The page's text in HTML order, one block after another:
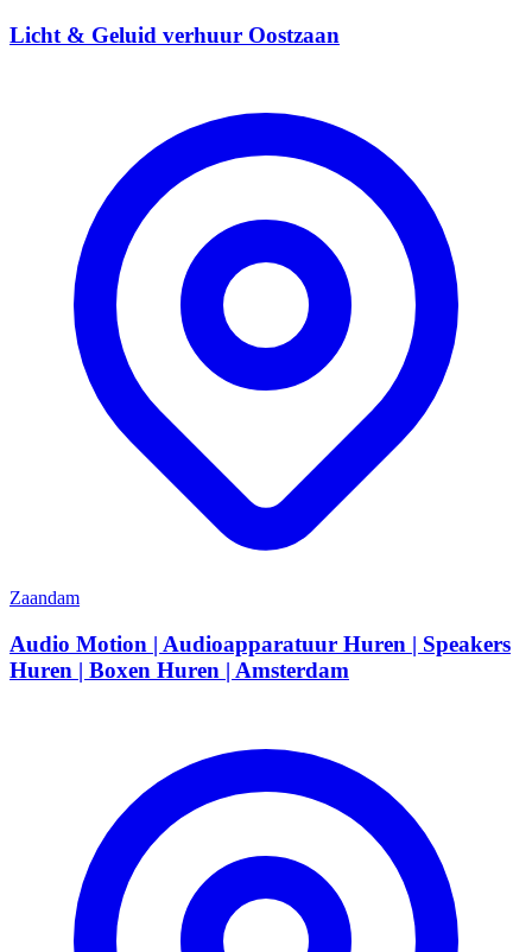
Licht & Geluid verhuur Oostzaan
Zaandam
Audio Motion | Audioapparatuur Huren | Speakers
Huren | Boxen Huren | Amsterdam